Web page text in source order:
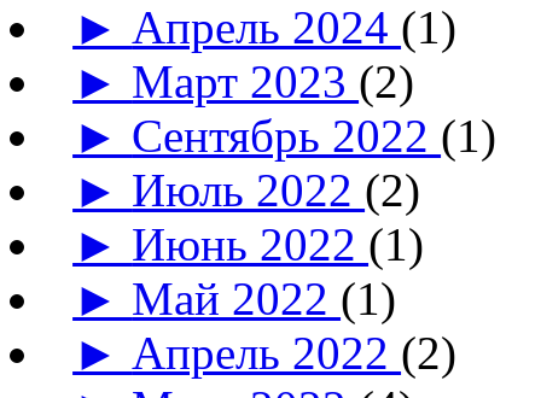
► Апрель 2024 (1)
► Март 2023 (2)
► Сентябрь 2022 (1)
► Июль 2022 (2)
► Июнь 2022 (1)
► Май 2022 (1)
► Апрель 2022 (2)